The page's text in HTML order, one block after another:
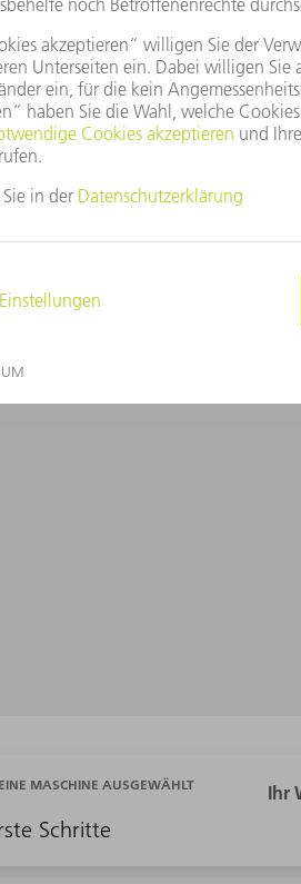
Schritte
MASCHINE AUSGEWÄHLT